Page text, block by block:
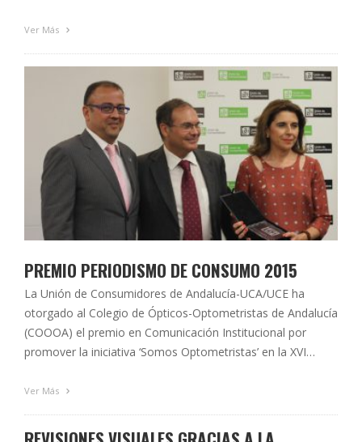
una gran labor informativa y divulgadora y acercar la …
Ver Más
PREMIO PERIODISMO DE CONSUMO 2015
La Unión de Consumidores de Andalucía-UCA/UCE ha
otorgado al Colegio de Ópticos-Optometristas de Andalucía
(COOOA) el premio en Comunicación Institucional por
promover la iniciativa ‘Somos Optometristas’ en la XVI
proyecto, tras un año de andadura, ha superado ha
Ver Más